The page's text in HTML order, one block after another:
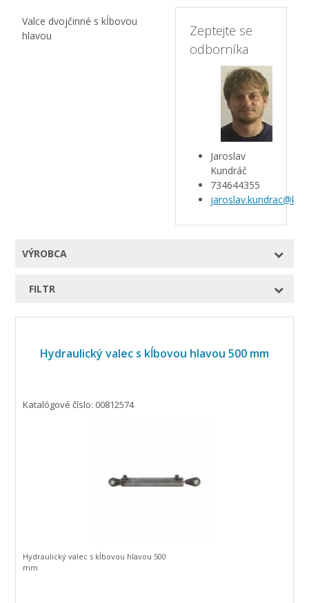
Zeptejte se
odborníka
Jaroslav
Kundráč
734644355
Valce dvojčinné s kĺbovou
hlavou
VÝROBCA
FILTR
Hydraulický valec s kĺbovou hlavou 500 mm
Katalógové číslo: 00812574
Hydraulický valec s kĺbovou hlavou 500
mm